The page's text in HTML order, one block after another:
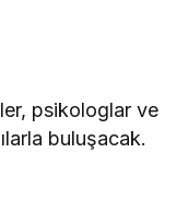
psikologlar ve
buluşacak.